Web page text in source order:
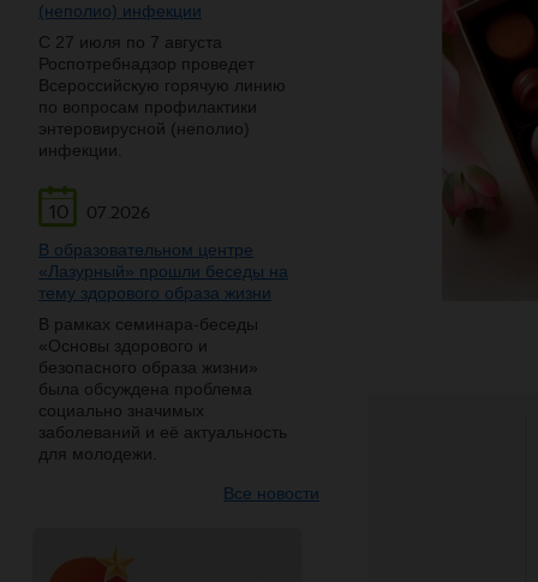
(неполио) инфекции
С 27 июля по 7 августа
Роспотребнадзор проведет
Всероссийскую горячую линию
по вопросам профилактики
энтеровирусной (неполио)
инфекции.
10
07.2026
В образовательном центре
«Лазурный» прошли беседы на
тему здорового образа жизни
В рамках семинара-беседы
«Основы здорового и
безопасного образа жизни»
была обсуждена проблема
социально значимых
заболеваний и её актуальность
для молодежи.
Все новости